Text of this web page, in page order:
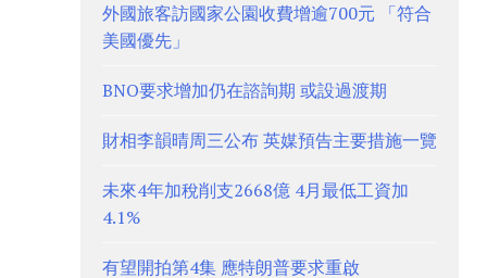
外國旅客訪國家公園收費增逾700元 「符合
美國優先」
BNO要求增加仍在諮詢期 或設過渡期
財相李韻晴周三公布 英媒預告主要措施一覽
未來4年加稅削支2668億 4月最低工資加
4.1%
有望開拍第4集 應特朗普要求重啟